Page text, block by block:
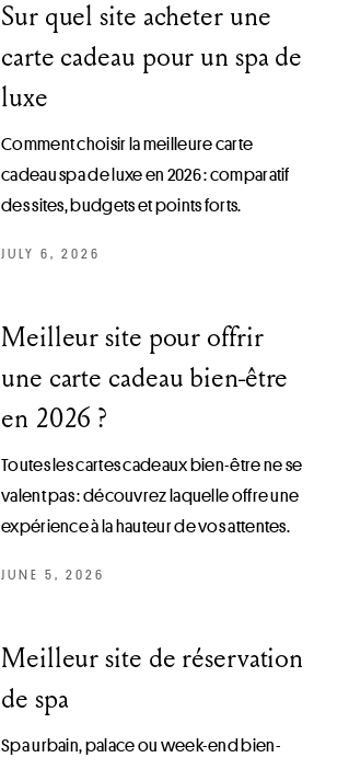
Sur quel site acheter une
carte cadeau pour un spa de
luxe
Comment choisir la meilleure carte
cadeau spa de luxe en 2026 : comparatif
des sites, budgets et points forts.
JULY 6, 2026
Meilleur site pour offrir
une carte cadeau bien-être
en 2026 ?
Toutes les cartes cadeaux bien-être ne se
valent pas : découvrez laquelle offre une
expérience à la hauteur de vos attentes.
JUNE 5, 2026
Meilleur site de réservation
de spa
Spa urbain, palace ou week-end bien-